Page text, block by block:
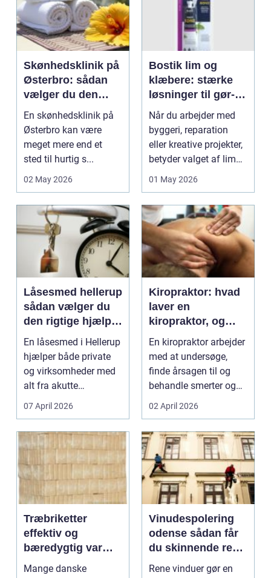
Skønhedsklinik på
Østerbro: sådan
vælger du den
rette behandling
En skønhedsklinik på
Østerbro kan være
meget mere end et
sted til hurtig s...
02 May 2026
Bostik lim og
klæbere: stærke
løsninger til gør-
det-selv og
professionelle
Når du arbejder med
byggeri, reparation
eller kreative projekter,
betyder valget af lim
mere, end ma...
01 May 2026
Låsesmed hellerup
sådan vælger du
den rigtige hjælp
til din sikkerhed
En låsesmed i Hellerup
hjælper både private
og virksomheder med
alt fra akutte
oplukninger til avanc...
07 April 2026
Kiropraktor: hvad
laver en
kiropraktor, og
hvornår giver det
mening at gå til
én?
En kiropraktor arbejder
med at undersøge,
finde årsagen til og
behandle smerter og
prob...
02 April 2026
Træbriketter
effektiv og
bæredygtig varme
til hjemmet
Mange danske
Vinudespolering
odense sådan får
du skinnende rene
ruder året rundt
Rene vinduer gør en